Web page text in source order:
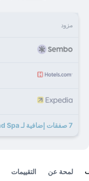
مزود
7 صفقات إضافية لـ Kassandra Family Aparthotel And Spa
لمحة عن التقييمات